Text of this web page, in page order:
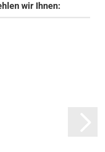
wir Ihnen: